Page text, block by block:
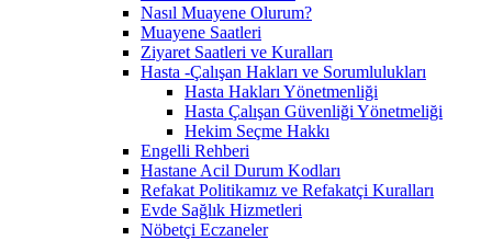
Nasıl Muayene Olurum?
Muayene Saatleri
Ziyaret Saatleri ve Kuralları
Hasta -Çalışan Hakları ve Sorumlulukları
Hasta Hakları Yönetmenliği
Hasta Çalışan Güvenliği Yönetmeliği
Hekim Seçme Hakkı
Engelli Rehberi
Hastane Acil Durum Kodları
Refakat Politikamız ve Refakatçi Kuralları
Evde Sağlık Hizmetleri
Nöbetçi Eczaneler